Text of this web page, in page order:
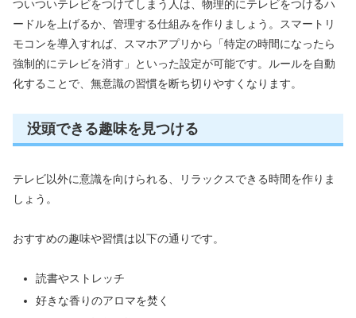
ついついテレビをつけてしまう人は、物理的にテレビをつけるハ
ードルを上げるか、管理する仕組みを作りましょう。スマートリ
モコンを導入すれば、スマホアプリから「特定の時間になったら
強制的にテレビを消す」といった設定が可能です。ルールを自動
化することで、無意識の習慣を断ち切りやすくなります。
没頭できる趣味を見つける
テレビ以外に意識を向けられる、リラックスできる時間を作りま
しょう。
おすすめの趣味や習慣は以下の通りです。
読書やストレッチ
好きな香りのアロマを焚く